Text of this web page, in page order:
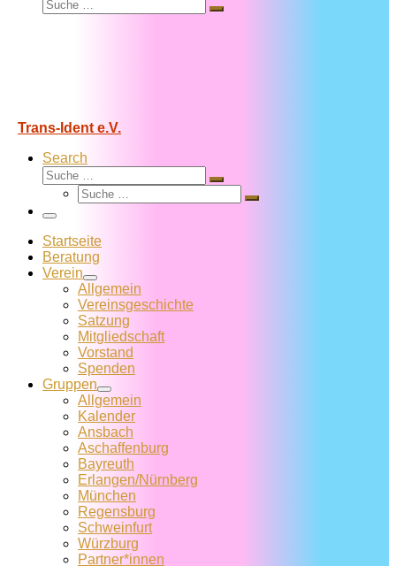
Suche
Trans-Ident e.V.
Search
Suche
Suche
Suche
Suche
Menü
Startseite
Beratung
Verein
Allgemein
Vereins­geschichte
Satzung
Mitglied­schaft
Vorstand
Spenden
Gruppen
Allgemein
Kalender
Ansbach
Aschaffenburg
Bayreuth
Erlangen/Nürnberg
München
Regensburg
Schweinfurt
Würzburg
Partner*innen